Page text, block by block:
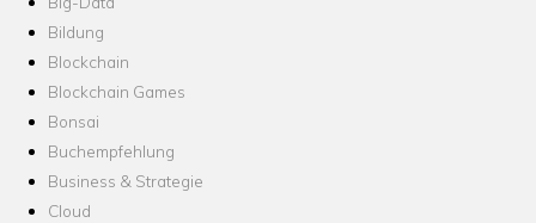
Bildung
Blockchain
Blockchain Games
Bonsai
Buchempfehlung
Business & Strategie
Cloud